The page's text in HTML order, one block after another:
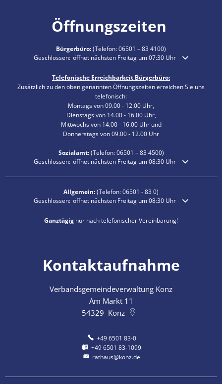
Öffnungszeiten
Bürgerbüro:(Telefon:06501 – 83 4100)
Klicken, um weitere Öffnungs- oder Schließzeiten auszublenden
Geschlossen: öffnet nächsten Freitag um 07:30 Uhr
Telefonische Erreichbarkeit Bürgerbüro:
Zusätzlich zu den oben genannten Öffnungszeiten erreichen Sie uns
telefonisch:
Montags von 09.00 - 12.00 Uhr,
Dienstags von 14.00 - 16.00 Uhr,
Mittwochs von 14.00 - 16.00 Uhr und
Donnerstags von 09.00 - 12.00 Uhr
Sozialamt:(Telefon:06501 – 834500)
Klicken, um weitere Öffnungs- oder Schließzeiten auszublenden
Geschlossen: öffnet nächsten Freitag um 08:30 Uhr
Allgemein:(Telefon:06501 - 83 0)
Klicken, um weitere Öffnungs- oder Schließzeiten auszublenden
Geschlossen: öffnet nächsten Freitag um 08:30 Uhr
Ganztägig nur nach telefonischer Vereinbarung!
Kontaktaufnahme
Verbandsgemeindeverwaltung Konz
Am Markt 11
54329 Konz
+49 6501 83-0
+49 6501 83-1099
rathaus@konz.de